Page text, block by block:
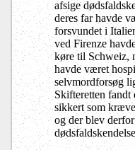
afsige
deres far havde
forsvundeti
ved Firenze
køre til Schweiz,
havde været
selvmordforsøg
Skifteretten fandt
sikkert som
og der blev